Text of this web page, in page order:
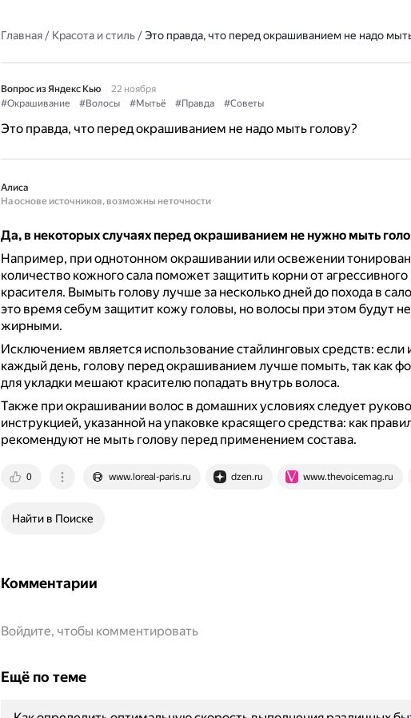
Главная/ Красота и стиль/Это правда, что перед окрашиванием не надо
Вопрос из Яндекс Кью
22 ноября
#Окрашивание
#Волосы #Мытьё #Правда #Советы
Это правда, что перед окрашиванием не надо мыть голову?
Алиса
На основе источников, возможны неточности
Да, в некоторых случаях перед окрашиванием не нужно мыть
Например, при однотонном окрашивании или освежении
количество кожного сала поможет защитить корни от агрессивного
красителя. Вымыть голову лучше за несколько дней до похода в
это время себум защитит кожу головы, но волосы при этом будут
жирными.
Исключением является использование стайлинговых средств: если
каждый день, голову перед окрашиванием лучше помыть, так как
для укладки мешают красителю попадать внутрь волоса.
Также при окрашивании волос в домашних условиях следует
инструкцией, указанной на упаковке красящего средства: как
рекомендуют не мыть голову перед применением состава.
0 www.loreal-paris.ru dzen.ru www.thevoicemag.ru
Найти в Поиске
Комментарии
Войдите, чтобы комментировать
Ещё по теме